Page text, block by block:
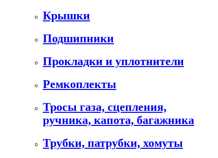
Крышки
Подшипники
Прокладки и уплотнители
Ремкоплекты
Тросы газа, сцепления,
ручника, капота, багажника
Трубки, патрубки, хомуты